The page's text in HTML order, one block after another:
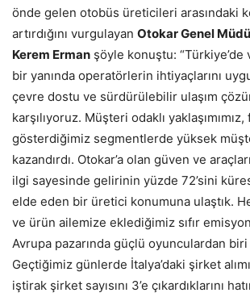
önde gelen otobüs üreticileri arasındaki
artırdığını vurgulayan Otokar Genel
Kerem Erman şöyle konuştu: “Türkiye’de
bir yanında operatörlerin ihtiyaçlarını
çevre dostu ve sürdürülebilir ulaşım
karşılıyoruz. Müşteri odaklı
gösterdiğimiz segmentlerde yüksek
kazandırdı. Otokar’a olan güven ve
ilgi sayesinde gelirinin yüzde 72’sini
elde eden bir üretici konumuna ulaştık.
ve ürün ailemize eklediğimiz sıfır
Avrupa pazarında güçlü oyunculardan biri
Geçtiğimiz günlerde İtalya’daki şirket
iştirak şirket sayısını 3’e çıkardıklarını